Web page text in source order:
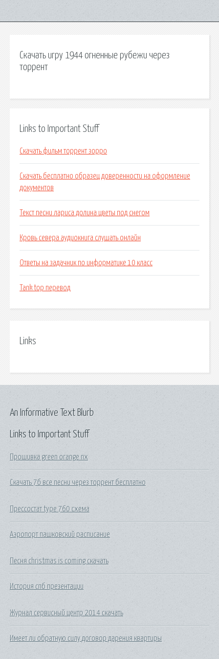
Скачать игру 1944 огненные рубежи через
торрент
Links to Important Stuff
Скачать фильм торрент зорро
Скачать бесплатно образец доверенности на оформление
документов
Текст песни лариса долина цветы под снегом
Кровь севера аудиокнига слушать онлайн
Ответы на задачник по информатике 10 класс
Tank top перевод
Links
Links to Important Stuff
Прошивка green orange nx
Скачать 7б все песни через торрент бесплатно
Прессостат type 760 схема
Аэропорт пашковский расписание
Песня christmas is coming скачать
История спб презентации
Журнал сервисный центр 2014 скачать
Имеет ли обратную силу договор дарения квартиры
An Informative Text Blurb